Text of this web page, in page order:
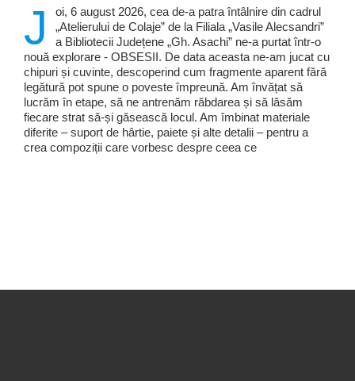
J
oi, 6 august 2026, cea de-a patra întâlnire din cadrul
„Atelierului de Colaje” de la Filiala „Vasile Alecsandri”
a Bibliotecii Județene „Gh. Asachi” ne-a purtat într-o
nouă explorare - OBSESII. De data aceasta ne-am jucat cu
chipuri și cuvinte, descoperind cum fragmente aparent fără
legătură pot spune o poveste împreună. Am învățat să
lucrăm în etape, să ne antrenăm răbdarea și să lăsăm
fiecare strat să-și găsească locul. Am îmbinat materiale
diferite – suport de hârtie, paiete și alte detalii – pentru a
crea compoziții care vorbesc despre ceea ce